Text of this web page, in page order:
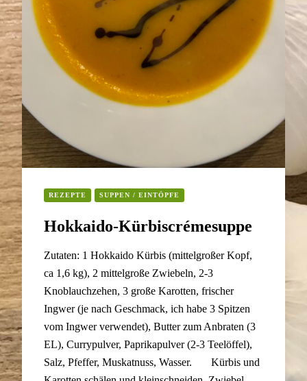
REZEPTE SUPPEN / EINTÖPFE
Hokkaido-Kürbiscrémesuppe
Zutaten: 1 Hokkaido Kürbis (mittelgroßer Kopf,
ca 1,6 kg), 2 mittelgroße Zwiebeln, 2-3
Knoblauchzehen, 3 große Karotten, frischer
Ingwer (je nach Geschmack, ich habe 3 Spitzen
vom Ingwer verwendet), Butter zum Anbraten (3
EL), Currypulver, Paprikapulver (2-3 Teelöffel),
Salz, Pfeffer, Muskatnuss, Wasser. Kürbis und